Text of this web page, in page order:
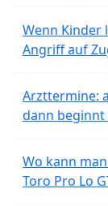
Wenn Kinder
Angriff auf
Arzttermine:
dann beginnt
Wo kann
Toro Pro Lo